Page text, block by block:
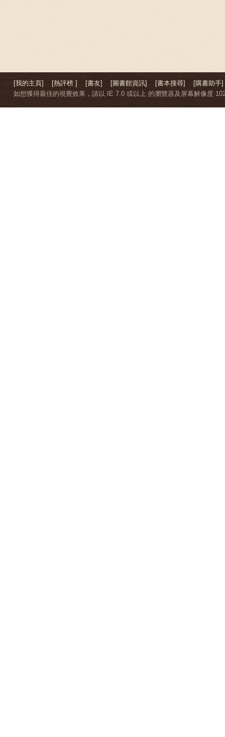
[我的主頁] [熱評榜 ] [書友] [圖書館資訊] [書本搜尋]
[購書助手]
如想獲得最佳的視覺效果，請以 IE 7.0 或以上 的瀏覽器及屏幕解像度